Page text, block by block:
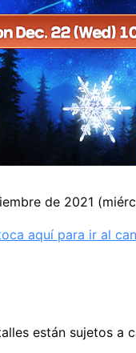
de 2021
aquí para ir al
están sujetos a